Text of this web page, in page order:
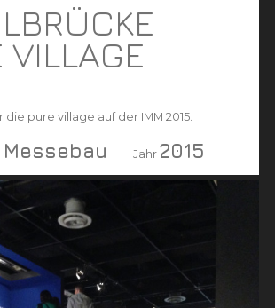
VILLAGE
pure village auf der IMM 2015.
Messebau Jahr 2015